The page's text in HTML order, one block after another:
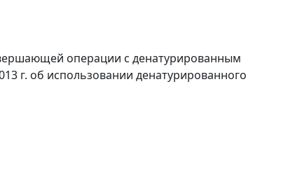
операции с денатурированным
г. об использовании денатурированного